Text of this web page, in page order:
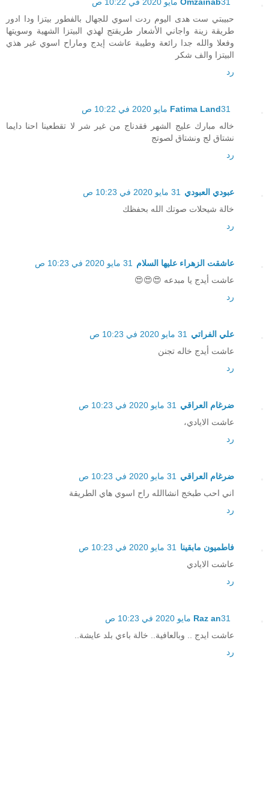
حبيبتي ست هدى اليوم ردت اسوي للجهال بالفطور بيتزا ودا ادور
طريقة زينة واجاني الأشعار طريقتج لهذي البيتزا الشهية وسويتها
وفعلا والله جدا رائعة وطيبة عاشت إيدج وماراح اسوي غير هذي
البيتزا والف شكر
رد
Fatima Land31 مايو 2020 في 10:22 ص
خاله مبارك عليج الشهر فقدناج من غير شر لا تقطعينا احنا دايما
نشتاق لج ونشتاق لصوتج
رد
عبودي العبودي
31 مايو 2020 في 10:23 ص
خالة شيحلات صوتك الله بحفظك
رد
عاشقت الزهراء عليها السلام
31 مايو 2020 في 10:23 ص
عاشت أيدج يا مبدعه 😍😍😍
رد
علي الفراتي
31 مايو 2020 في 10:23 ص
عاشت أيدج خاله تجنن
رد
ضرغام العراقي
31 مايو 2020 في 10:23 ص
عاشت الايادي،
رد
ضرغام العراقي
31 مايو 2020 في 10:23 ص
اني احب طبخج انشاالله راح اسوي هاي الطريقة
رد
فاطميون مابقينا
31 مايو 2020 في 10:23 ص
عاشت الايادي
رد
Raz an31 مايو 2020 في 10:23 ص
عاشت ايدج .. وبالعافية.. خالة باءي بلد عايشة..
رد